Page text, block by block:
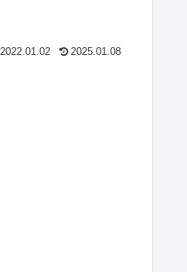
2022.01.02 2025.01.08